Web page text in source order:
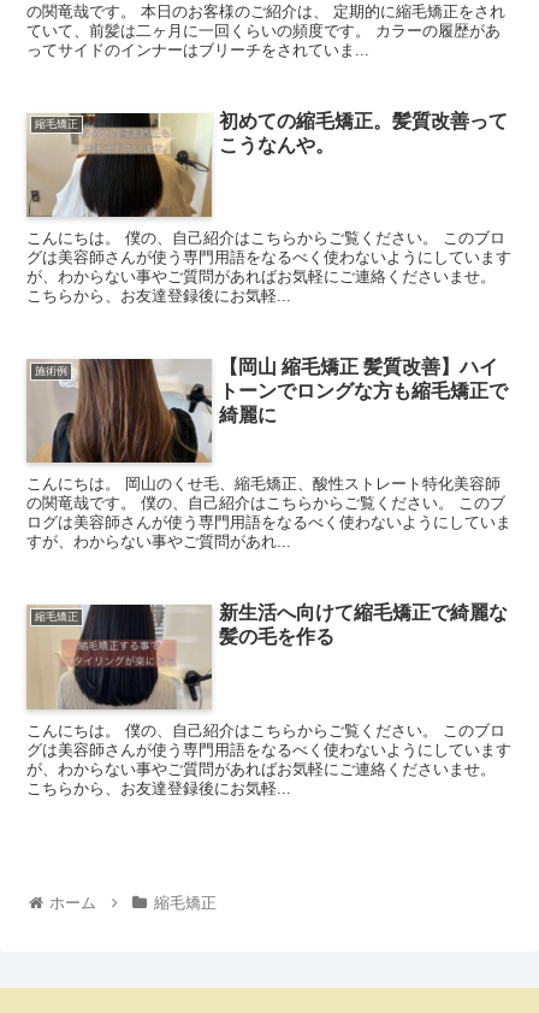
の関竜哉です。 本日のお客様のご紹介は、 定期的に縮毛矯正をされ
ていて、前髪は二ヶ月に一回くらいの頻度です。 カラーの履歴があ
ってサイドのインナーはブリーチをされていま...
縮毛矯正
初めての縮毛矯正。髪質改善って
こうなんや。
こんにちは。 僕の、自己紹介はこちらからご覧ください。 このブロ
グは美容師さんが使う専門用語をなるべく使わないようにしています
が、わからない事やご質問があればお気軽にご連絡くださいませ。
こちらから、お友達登録後にお気軽...
施術例
【岡山 縮毛矯正 髪質改善】ハイ
トーンでロングな方も縮毛矯正で
綺麗に
こんにちは。 岡山のくせ毛、縮毛矯正、酸性ストレート特化美容師
の関竜哉です。 僕の、自己紹介はこちらからご覧ください。 このブ
ログは美容師さんが使う専門用語をなるべく使わないようにしていま
すが、わからない事やご質問があれ...
縮毛矯正
新生活へ向けて縮毛矯正で綺麗な
髪の毛を作る
こんにちは。 僕の、自己紹介はこちらからご覧ください。 このブロ
グは美容師さんが使う専門用語をなるべく使わないようにしています
が、わからない事やご質問があればお気軽にご連絡くださいませ。
こちらから、お友達登録後にお気軽...
ホーム 縮毛矯正